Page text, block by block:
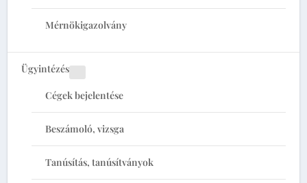
Mérnökigazolvány
Ügyintézés
Cégek bejelentése
Beszámoló, vizsga
Tanúsítás, tanúsítványok